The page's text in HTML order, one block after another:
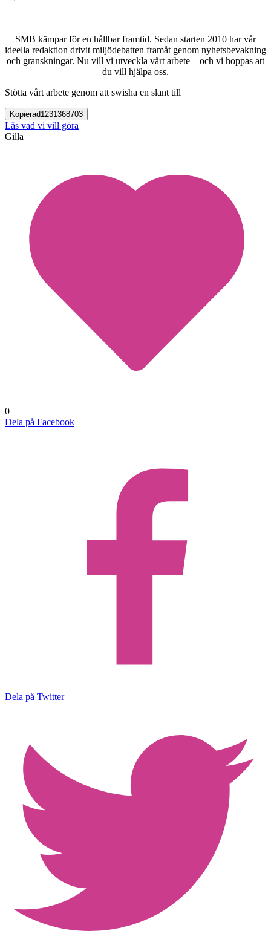
SMB kämpar för en hållbar framtid. Sedan starten 2010 har vår
ideella redaktion drivit miljödebatten framåt genom nyhetsbevakning
och granskningar. Nu vill vi utveckla vårt arbete – och vi hoppas att
du vill hjälpa oss.
Stötta vårt arbete genom att swisha en slant till
Kopierad1231368703
Läs vad vi vill göra
Gilla
0
Dela på Facebook
Dela på Twitter